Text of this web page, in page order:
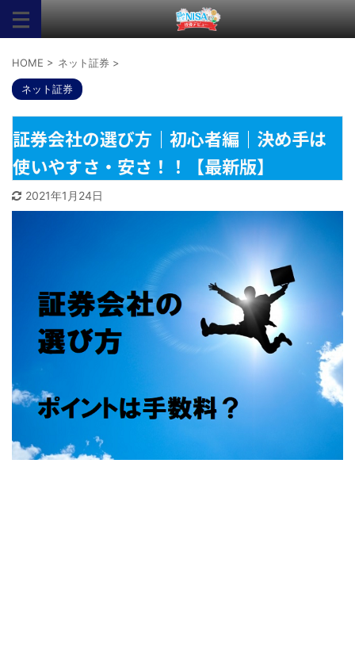
HOME > ネット証券 >
ネット証券
証券会社の選び方｜初心者編｜決め手は
使いやすさ・安さ！！【最新版】
2021年1月24日